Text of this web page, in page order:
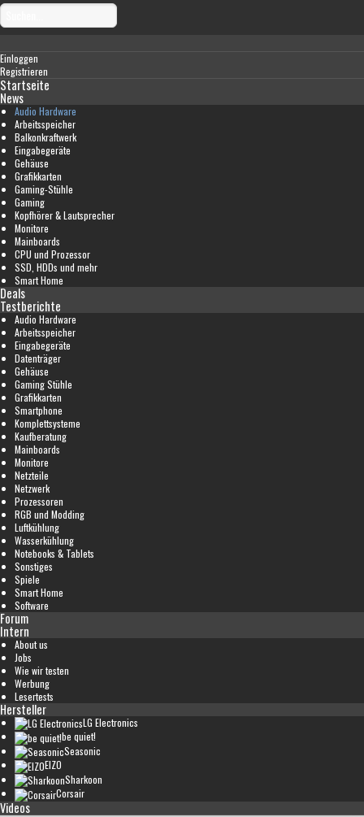
Einloggen
Registrieren
Startseite
News
Audio Hardware
Arbeitsspeicher
Balkonkraftwerk
Eingabegeräte
Gehäuse
Grafikkarten
Gaming-Stühle
Gaming
Kopfhörer & Lautsprecher
Monitore
Mainboards
CPU und Prozessor
SSD, HDDs und mehr
Smart Home
Deals
Testberichte
Audio Hardware
Arbeitsspeicher
Eingabegeräte
Datenträger
Gehäuse
Gaming Stühle
Grafikkarten
Smartphone
Komplettsysteme
Kaufberatung
Mainboards
Monitore
Netzteile
Netzwerk
Prozessoren
RGB und Modding
Luftkühlung
Wasserkühlung
Notebooks & Tablets
Sonstiges
Spiele
Smart Home
Software
Forum
Intern
About us
Jobs
Wie wir testen
Werbung
Lesertests
Hersteller
LG Electronics
be quiet!
Seasonic
EIZO
Sharkoon
Corsair
Videos